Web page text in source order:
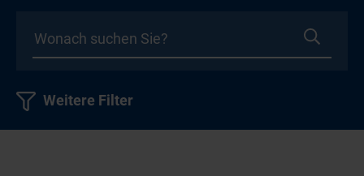
Weitere Filter